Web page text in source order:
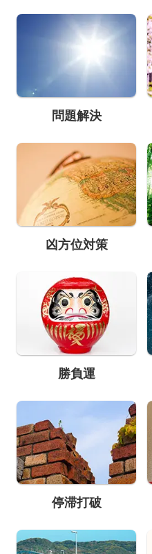
問題解決
凶方位対策
勝負運
停滞打破